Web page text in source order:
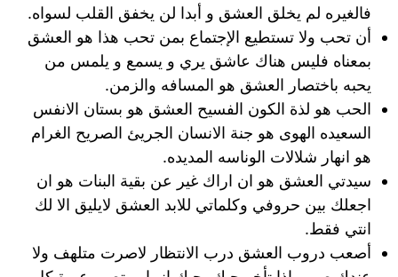
فالغيره لم يخلق العشق و أبدا لن يخفق القلب لسواه.
أن تحب ولا تستطيع الإجتماع بمن تحب هذا هو العشق
بمعناه فليس هناك عاشق يري و يسمع و يلمس من
يحبه باختصار العشق هو المسافه والزمن.
الحب هو لذة الكون الفسيح العشق هو بستان الانفس
السعيده الهوى هو جنة الانسان الجريئ الصريح الغرام
هو انهار شلالات الوناسه المديده.
سيدتي العشق هو ان اراك غير عن بقية البنات هو ان
اجعلك بين حروفي وكلماتي للابد العشق لايليق الا لك
انتي فقط.
أصعب دروب العشق درب الانتظار لاصرت متلهف ولا